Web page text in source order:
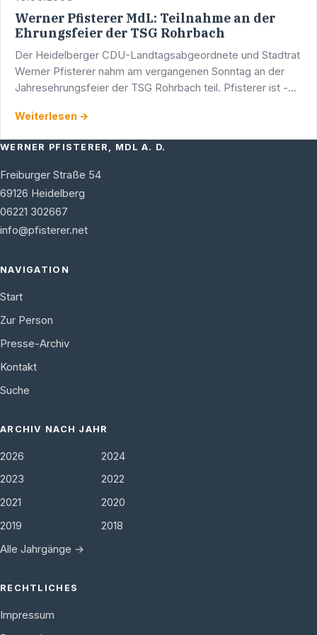
Werner Pfisterer MdL: Teilnahme an der
Ehrungsfeier der TSG Rohrbach
Der Heidelberger CDU-Landtagsabgeordnete und Stadtrat
Werner Pfisterer nahm am vergangenen Sonntag an der
Jahresehrungsfeier der TSG Rohrbach teil. Pfisterer ist -
Weiterlesen →
WERNER PFISTERER, MDL A. D.
Freiburger Straße 54
69126 Heidelberg
06221 302667
info@pfisterer.net
NAVIGATION
Start
Zur Person
Presse-Archiv
Kontakt
Suche
ARCHIV NACH JAHR
2026
2024
2023
2022
2021
2020
2019
2018
Alle Jahrgänge →
RECHTLICHES
Impressum